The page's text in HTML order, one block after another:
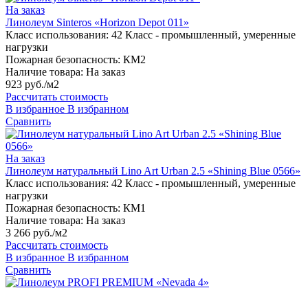
На заказ
Линолеум Sinteros «Horizon Depot 011»
Класс использования: 42 Класс - промышленный, умеренные
нагрузки
Пожарная безопасность: КМ2
Наличие товара: На заказ
923 руб./м2
Рассчитать стоимость
В избранное В избранном
Сравнить
На заказ
Линолеум натуральный Lino Art Urban 2.5 «Shining Blue 0566»
Класс использования: 42 Класс - промышленный, умеренные
нагрузки
Пожарная безопасность: КМ1
Наличие товара: На заказ
3 266 руб./м2
Рассчитать стоимость
В избранное В избранном
Сравнить